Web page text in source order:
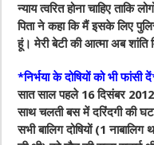
न्‍याय त्‍वरित होना चाहिए ताकि
पिता ने कहा कि मैं इसके लिए
हूं। मेरी बेटी की आत्मा अब शांति
*निर्भया के दोषियों को भी फांसी
सात साल पहले 16 दिसंबर 2012
साथ चलती बस में दरिंदगी की
सभी बालिग दोषियों (1